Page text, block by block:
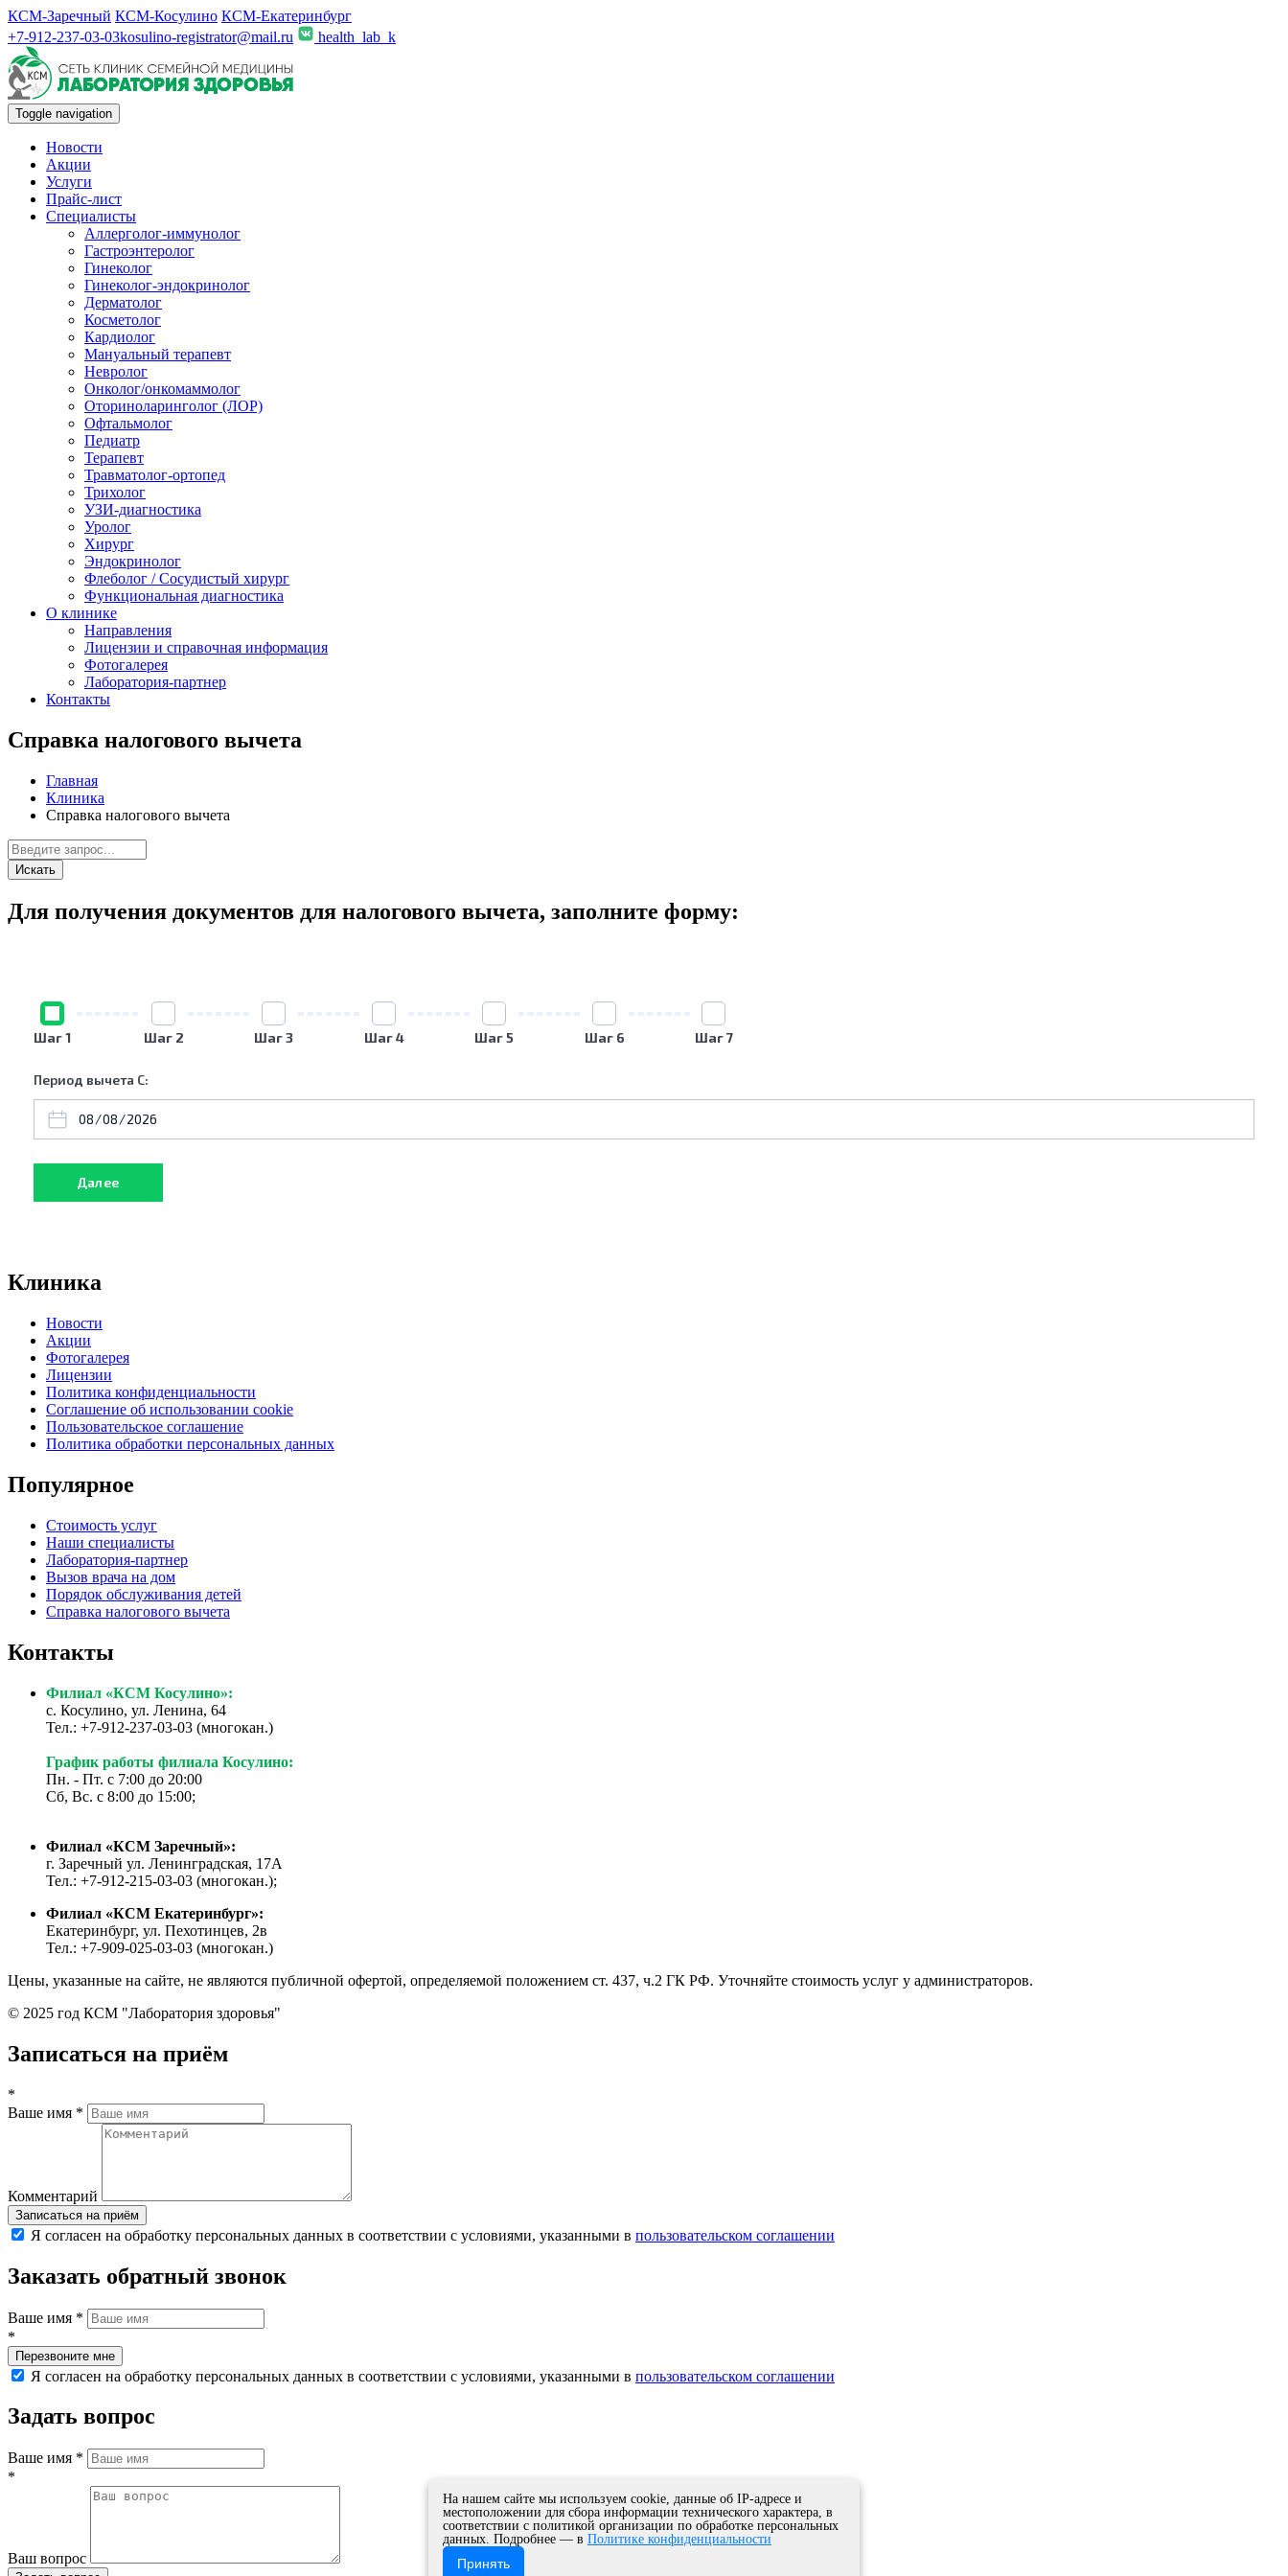
КСМ-Заречный КСМ-Косулино КСМ-Екатеринбург
+7-912-237-03-03kosulino-registrator@mail.ru health_lab_k
Toggle navigation
Новости
Акции
Услуги
Прайс-лист
Специалисты
Аллерголог-иммунолог
Гастроэнтеролог
Гинеколог
Гинеколог-эндокринолог
Дерматолог
Косметолог
Кардиолог
Мануальный терапевт
Невролог
Онколог/онкомаммолог
Оториноларинголог (ЛОР)
Офтальмолог
Педиатр
Терапевт
Травматолог-ортопед
Трихолог
УЗИ-диагностика
Уролог
Хирург
Эндокринолог
Флеболог / Сосудистый хирург
Функциональная диагностика
О клинике
Направления
Лицензии и справочная информация
Фотогалерея
Лаборатория-партнер
Контакты
Справка налогового вычета
Главная
Клиника
Справка налогового вычета
Для получения документов для налогового вычета, заполните форму:
Шаг 1 Шаг 2 Шаг 3 Шаг 4 Шаг 5 Шаг 6 Шаг 7
Период вычета С:
Клиника
Новости
Акции
Фотогалерея
Лицензии
Политика конфиденциальности
Соглашение об использовании cookie
Пользовательское соглашение
Политика обработки персональных данных
Популярное
Стоимость услуг
Наши специалисты
Лаборатория-партнер
Вызов врача на дом
Порядок обслуживания детей
Справка налогового вычета
Контакты
Филиал «КСМ Косулино»:
с. Косулино, ул. Ленина, 64
Тел.: +7-912-237-03-03 (многокан.)
График работы филиала Косулино:
Пн. - Пт. с 7:00 до 20:00
Сб, Вс. с 8:00 до 15:00;
Филиал «КСМ Заречный»:
г. Заречный ул. Ленинградская, 17А
Тел.: +7-912-215-03-03 (многокан.);
Филиал «КСМ Екатеринбург»:
Екатеринбург, ул. Пехотинцев, 2в
Тел.: +7-909-025-03-03 (многокан.)
Цены, указанные на сайте, не являются публичной офертой, определяемой положением ст. 437, ч.2 ГК РФ. Уточняйте стоимость услуг у администраторов.
© 2025 год КСМ "Лаборатория здоровья"
Записаться на приём
*
Ваше имя *
Комментарий
Я согласен на обработку персональных данных в соответствии с условиями, указанными в пользовательском соглашении
Заказать обратный звонок
Ваше имя *
*
Я согласен на обработку персональных данных в соответствии с условиями, указанными в пользовательском соглашении
Задать вопрос
Ваше имя *
*
Ваш вопрос
На нашем сайте мы используем cookie, данные об IP-адресе и
местоположении для сбора информации технического характера, в
соответствии с политикой организации по обработке персональных
данных. Подробнее — в Политике конфиденциальности
Принять